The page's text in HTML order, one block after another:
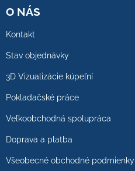
O NÁS
Kontakt
Stav objednávky
3D Vizualizácie kúpeľní
Pokladačské práce
Veľkoobchodná spolupráca
Doprava a platba
Všeobecné obchodné podmienky